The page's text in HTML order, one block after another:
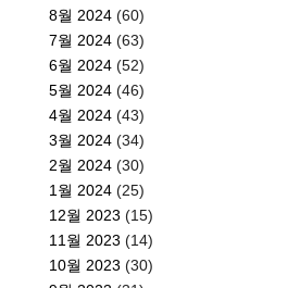
8월 2024 (60)
7월 2024 (63)
6월 2024 (52)
5월 2024 (46)
4월 2024 (43)
3월 2024 (34)
2월 2024 (30)
1월 2024 (25)
12월 2023 (15)
11월 2023 (14)
10월 2023 (30)